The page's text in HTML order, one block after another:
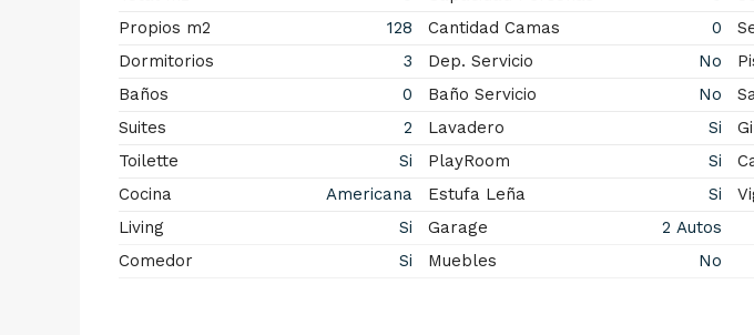
Propios m2
128
Dormitorios
3
Baños
0
Suites
2
Toilette
Si
Cocina
Americana
Living
Si
Comedor
Si
Cantidad Camas
0
Dep. Servicio
No
Baño Servicio
No
Lavadero
Si
PlayRoom
Si
Estufa Leña
Si
Garage
2 Autos
Muebles
No